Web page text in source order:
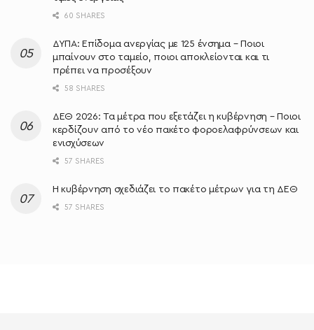
60 SHARES
ΔΥΠΑ: Επίδομα ανεργίας με 125 ένσημα – Ποιοι
μπαίνουν στο ταμείο, ποιοι αποκλείονται και τι
πρέπει να προσέξουν
58 SHARES
ΔΕΘ 2026: Τα μέτρα που εξετάζει η κυβέρνηση – Ποιοι
κερδίζουν από το νέο πακέτο φοροελαφρύνσεων και
ενισχύσεων
57 SHARES
Η κυβέρνηση σχεδιάζει το πακέτο μέτρων για τη ΔΕΘ
57 SHARES